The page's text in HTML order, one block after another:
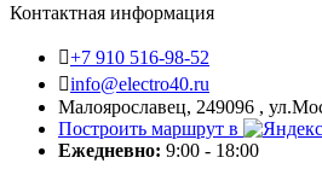
Контактная информация
+7 910 516-98-52
info@electro40.ru
Малоярославец, 249096 ,
Построить маршрут в
Ежедневно: 9:00 - 18:00